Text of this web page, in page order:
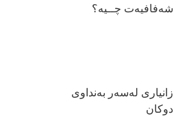
شەفافیەت چــیە؟
زانیاری لەسەر بەنداوی
دوكان